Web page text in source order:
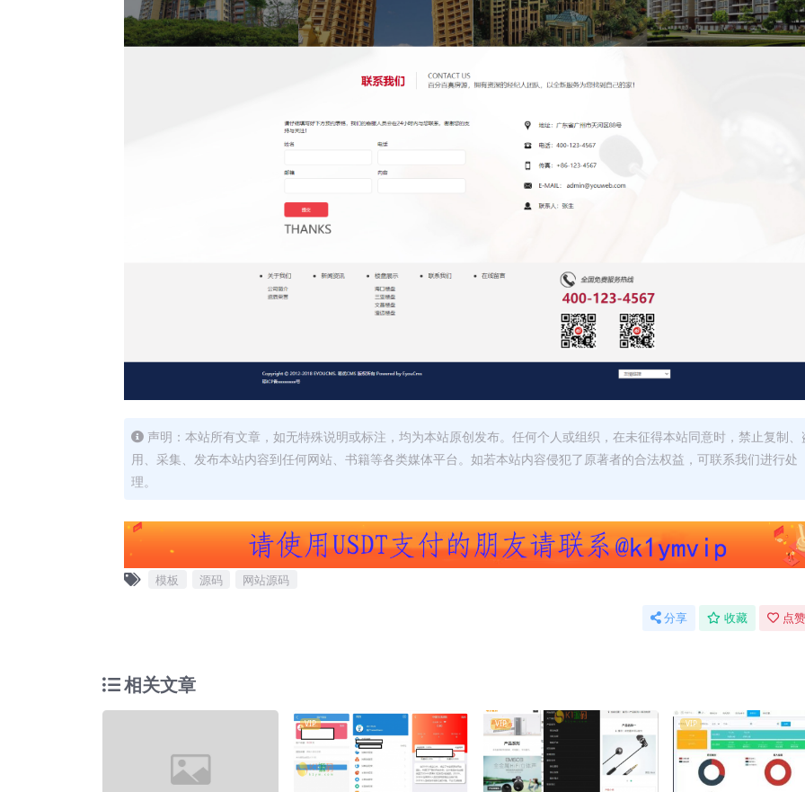
声明：本站所有文章，如无特殊说明或标注，均为本站原创发布。任何个人或组织，在未征得本站同意时，禁止复制、
用、采集、发布本站内容到任何网站、书籍等各类媒体平台。如若本站内容侵犯了原著者的合法权益，可联系我们进行处
理。
模板 源码 网站源码
分享 收藏 点
相关文章
VIP VIP VIP